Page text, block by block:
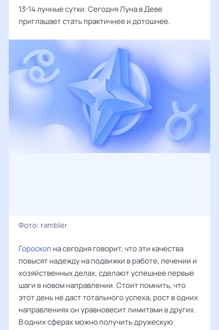
13-14 лунные сутки. Сегодня Луна в Деве
приглашает стать практичнее и дотошнее.
Фото: rambler
Гороскоп на сегодня говорит, что эти качества
повысят надежду на подвижки в работе, лечении и
хозяйственных делах, сделают успешнее первые
шаги в новом направлении. Стоит помнить, что
этот день не даст тотального успеха, рост в одних
направлениях он уравновесит лимитами в других.
В одних сферах можно получить дружескую